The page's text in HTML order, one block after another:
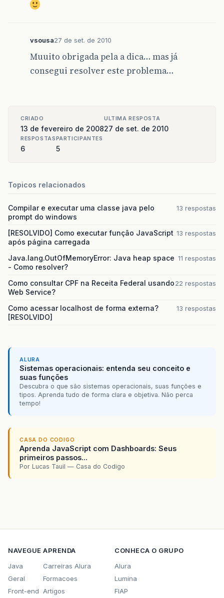
vsousa27 de set. de 2010
Muuito obrigada pela a dica… mas já
consegui resolver este problema…
CRIADO
13 de fevereiro de 2008
ULTIMA RESPOSTA
27 de set. de 2010
RESPOSTAS
6
PARTICIPANTES
5
Topicos relacionados
Compilar e executar uma classe java pelo
prompt do windows
13 respostas
[RESOLVIDO] Como executar função JavaScript
após página carregada
13 respostas
Java.lang.OutOfMemoryError: Java heap space
- Como resolver?
11 respostas
Como consultar CPF na Receita Federal usando
Web Service?
22 respostas
Como acessar localhost de forma externa?
[RESOLVIDO]
13 respostas
ALURA
Sistemas operacionais: entenda seu conceito e
suas funções
Descubra o que são sistemas operacionais, suas funções e
tipos. Aprenda tudo de forma clara e objetiva. Não perca
tempo!
CASA DO CODIGO
Aprenda JavaScript com Dashboards: Seus
primeiros passos...
Por Lucas Tauil — Casa do Codigo
NAVEGUE
Java
Geral
Front-end
APRENDA
Carreiras Alura
Formacoes
Artigos
CONHECA O GRUPO
Alura
Lumina
FIAP